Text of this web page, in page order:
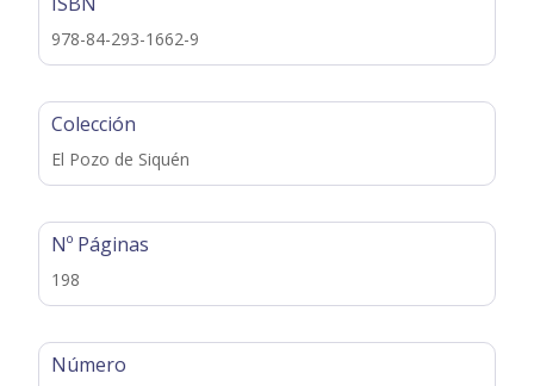
978-84-293-1662-9
Colección
El Pozo de Siquén
Nº Páginas
198
Número